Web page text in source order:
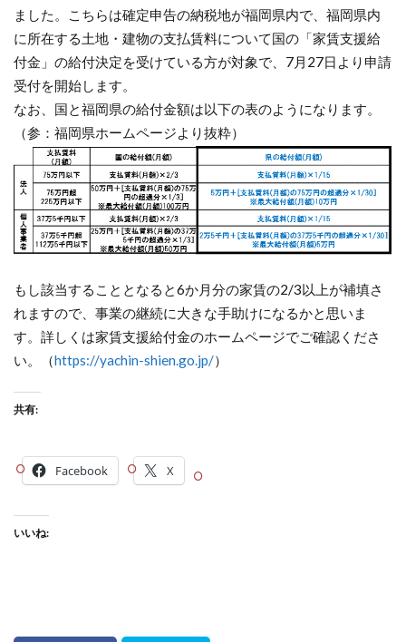
ました。こちらは確定申告の納税地が福岡県内で、福岡県内
に所在する土地・建物の支払賃料について国の「家賃支援給
付金」の給付決定を受けている方が対象で、7月27日より申請
受付を開始します。
なお、国と福岡県の給付金額は以下の表のようになります。
（参：福岡県ホームページより抜粋）
もし該当することとなると6か月分の家賃の2/3以上が補填さ
れますので、事業の継続に大きな手助けになるかと思いま
す。詳しくは家賃支援給付金のホームページでご確認くださ
い。（https://yachin-shien.go.jp/）
共有:
Facebook X
いいね: